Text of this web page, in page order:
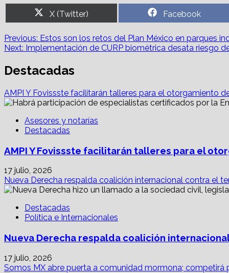
Share
on
X (Twitter)
Share
on
Facebook
Post
navigation
Previous: Estos son los retos del Plan México en parques
Next: Implementación de CURP biométrica desata riesgo
Destacadas
AMPI Y Fovissste facilitarán talleres para el otorgamiento
Asesores y notarías
Destacadas
AMPI Y Fovissste facilitarán talleres para el
17 julio, 2026
Nueva Derecha respalda coalición internacional contra el
Destacadas
Política e Internacionales
Nueva Derecha respalda coalición
17 julio, 2026
Somos MX abre puerta a comunidad mormona; competirá